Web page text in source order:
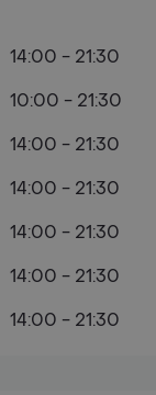
14:00 - 21:30
10:00 - 21:30
14:00 - 21:30
14:00 - 21:30
14:00 - 21:30
14:00 - 21:30
14:00 - 21:30